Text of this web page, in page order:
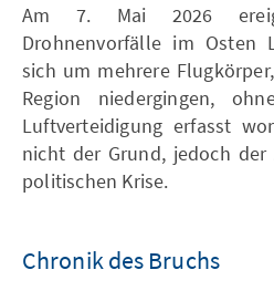
Am 7. Mai 2026
Drohnenvorfälle im Osten
sich um mehrere
Region niedergingen,
Luftverteidigung erfasst
nicht der Grund, jedoch
politischen Krise.
Chronik des Bruchs